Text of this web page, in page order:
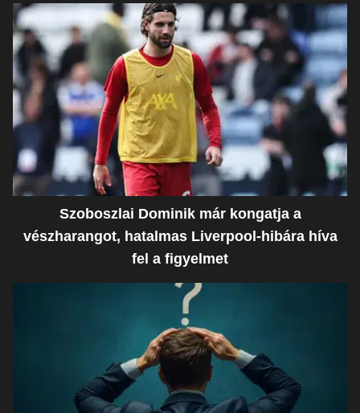
Szoboszlai Dominik már kongatja a
vészharangot, hatalmas Liverpool-hibára híva
fel a figyelmet